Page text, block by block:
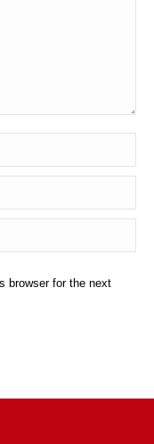
browser for the next